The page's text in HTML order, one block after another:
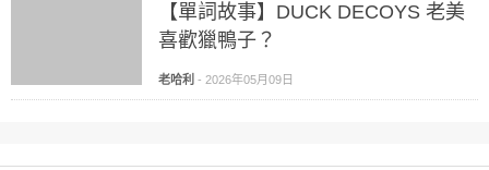
【單詞故事】DUCK DECOYS 老美
喜歡獵鴨子？
老哈利 - 2026年05月09日